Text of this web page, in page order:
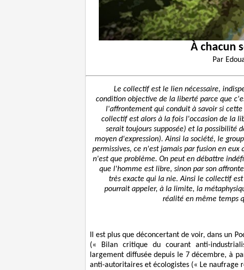
À chacun
Par
Le collectif est le lien nécessaire,
condition objective de la liberté parce que
l'affrontement qui conduit à savoir si
collectif est alors à la fois l'occasion de la
serait toujours supposée) et la possibilité
moyen d'expression). Ainsi la société, le
permissives, ce n'est jamais par fusion en
n'est que problème. On peut en débattre
que l'homme est libre, sinon par son
très exacte qui la nie. Ainsi le collectif
pourrait appeler, à la limite, la
réalité en même temps
Il est plus que déconcertant de voir, dans un
(« Bilan critique du courant anti-
largement diffusée depuis le 7 décembre, à
anti-autoritaires et écologistes (« Le naufrage